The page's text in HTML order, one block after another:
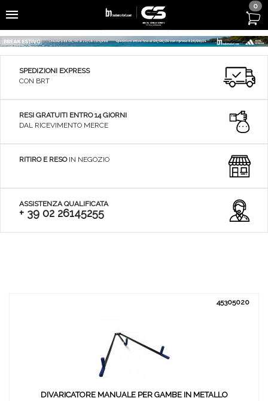
0
SPEDIZIONI EXPRESS
CON BRT
RESI GRATUITI ENTRO 14 GIORNI
DAL RICEVIMENTO MERCE
RITIRO E RESOIN NEGOZIO
ASSISTENZA QUALIFICATA
+ 39 02 26145255
45305020
DIVARICATORE MANUALE PER GAMBE IN METALLO